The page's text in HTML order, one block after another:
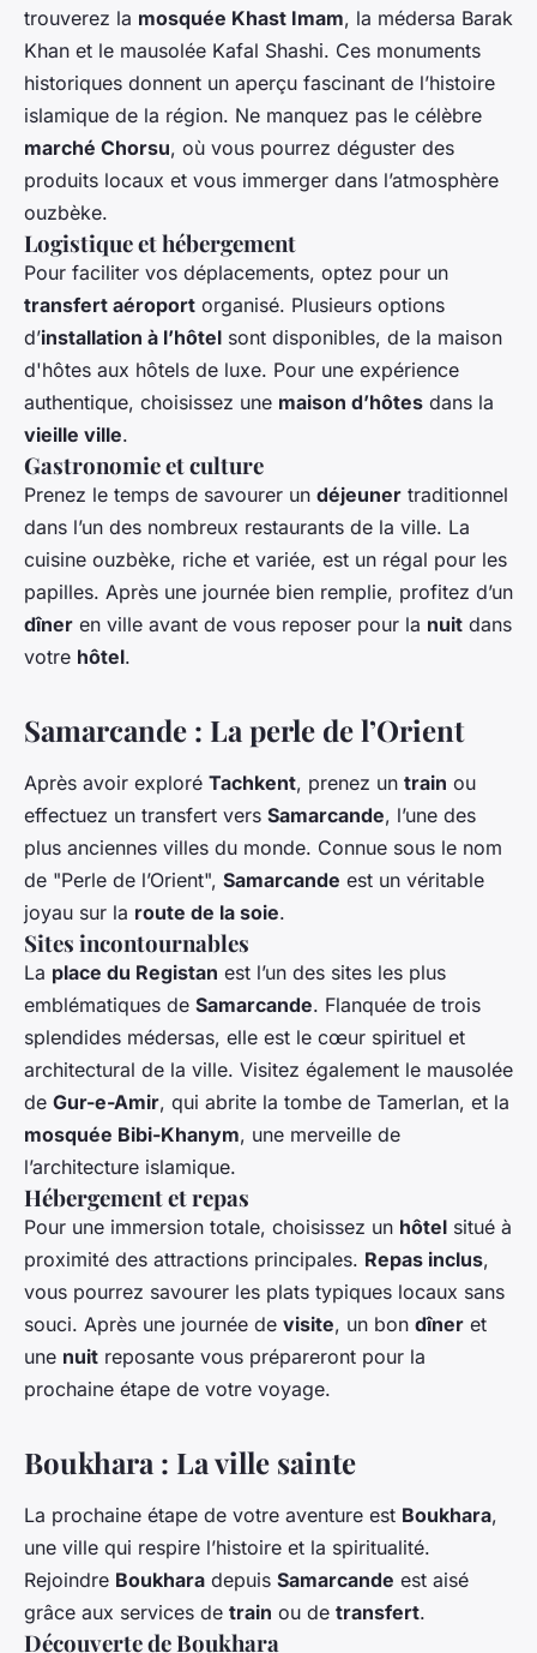
trouverez la mosquée Khast Imam, la médersa Barak
Khan et le mausolée Kafal Shashi. Ces monuments
historiques donnent un aperçu fascinant de l’histoire
islamique de la région. Ne manquez pas le célèbre
marché Chorsu, où vous pourrez déguster des
produits locaux et vous immerger dans l’atmosphère
ouzbèke.
Logistique et hébergement
Pour faciliter vos déplacements, optez pour un
transfert aéroport organisé. Plusieurs options
d’installation à l’hôtel sont disponibles, de la maison
d'hôtes aux hôtels de luxe. Pour une expérience
authentique, choisissez une maison d’hôtes dans la
vieille ville.
Gastronomie et culture
Prenez le temps de savourer un déjeuner traditionnel
dans l’un des nombreux restaurants de la ville. La
cuisine ouzbèke, riche et variée, est un régal pour les
papilles. Après une journée bien remplie, profitez d’un
dîner en ville avant de vous reposer pour la nuit dans
votre hôtel.
Samarcande : La perle de l’Orient
Après avoir exploré Tachkent, prenez un train ou
effectuez un transfert vers Samarcande, l’une des
plus anciennes villes du monde. Connue sous le nom
de "Perle de l’Orient", Samarcande est un véritable
joyau sur la route de la soie.
Sites incontournables
La place du Registan est l’un des sites les plus
emblématiques de Samarcande. Flanquée de trois
splendides médersas, elle est le cœur spirituel et
architectural de la ville. Visitez également le mausolée
de Gur-e-Amir, qui abrite la tombe de Tamerlan, et la
mosquée Bibi-Khanym, une merveille de
l’architecture islamique.
Hébergement et repas
Pour une immersion totale, choisissez un hôtel situé à
proximité des attractions principales. Repas inclus,
vous pourrez savourer les plats typiques locaux sans
souci. Après une journée de visite, un bon dîner et
une nuit reposante vous prépareront pour la
prochaine étape de votre voyage.
Boukhara : La ville sainte
La prochaine étape de votre aventure est Boukhara,
une ville qui respire l’histoire et la spiritualité.
Rejoindre Boukhara depuis Samarcande est aisé
grâce aux services de train ou de transfert.
Découverte de Boukhara